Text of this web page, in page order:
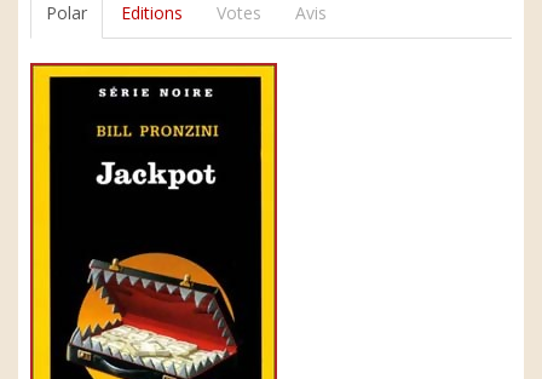
Polar Editions Votes Avis